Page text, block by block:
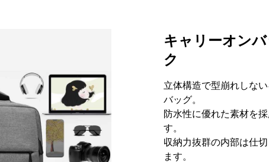
キャリーオン
ク
立体構造で型崩れしな
バッグ。
防水性に優れた素材を
す。
収納力抜群の内部は仕
ます。